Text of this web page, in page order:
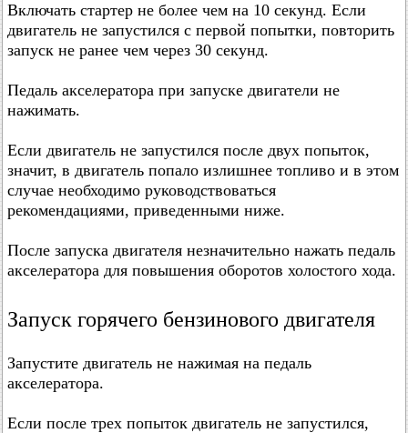
Включать стартер не более чем на 10 секунд. Если
двигатель не запустился с первой попытки, повторить
запуск не ранее чем через 30 секунд.
Педаль акселератора при запуске двигатели не
нажимать.
Если двигатель не запустился после двух попыток,
значит, в двигатель попало излишнее топливо и в этом
случае необходимо руководствоваться
рекомендациями, приведенными ниже.
После запуска двигателя незначительно нажать педаль
акселератора для повышения оборотов холостого хода.
Запуск горячего бензинового двигателя
Запустите двигатель не нажимая на педаль
акселератора.
Если после трех попыток двигатель не запустился,